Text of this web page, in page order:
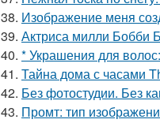
38. Изображение меня
39. Актриса милли Бобби
40. * Украшения для
41. Тайна дома с часами
42. Без фотостудии. Без
43. Промт: тип